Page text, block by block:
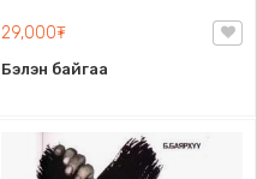
29,000₮
Бэлэн байгаа